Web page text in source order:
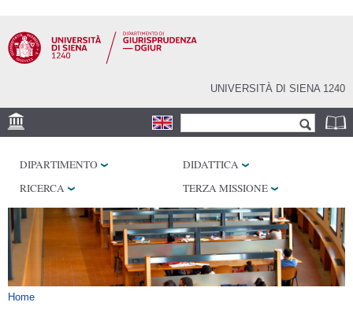
contenuto
principale
UNIVERSITÀ DI SIENA 1240
Form di ricerca
BIBLIOTECHE
SERVIZI
DIPARTIMENTO
DIDATTICA
RICERCA
TERZA MISSIONE
Tu sei qui
Home